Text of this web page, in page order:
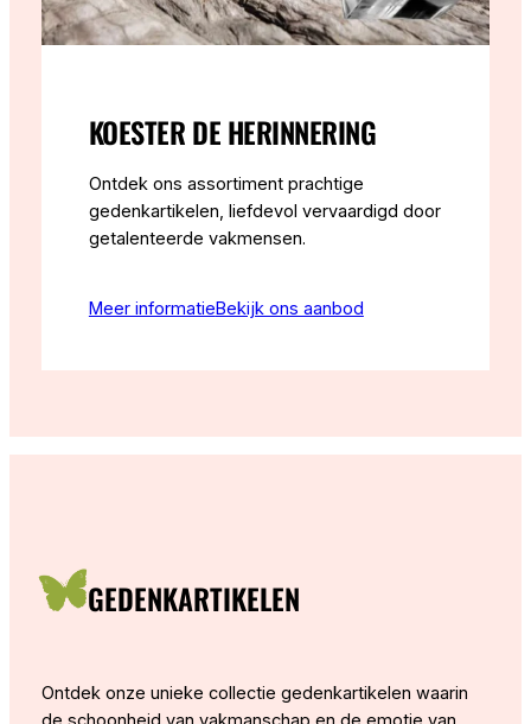
KOESTER DE HERINNERING
Ontdek ons assortiment prachtige
gedenkartikelen, liefdevol vervaardigd door
getalenteerde vakmensen.
Meer informatieBekijk ons aanbod
GEDENKARTIKELEN
Ontdek onze unieke collectie gedenkartikelen waarin